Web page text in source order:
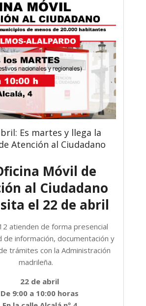
Es martes y llega la
Atención al Ciudadano
Móvil de
al Ciudadano
el 22 de abril
atienden de forma presencial
de información, documentación y
trámites con la Administración
madrileña.
22 de abril
De 9:00 a 10:00 horas